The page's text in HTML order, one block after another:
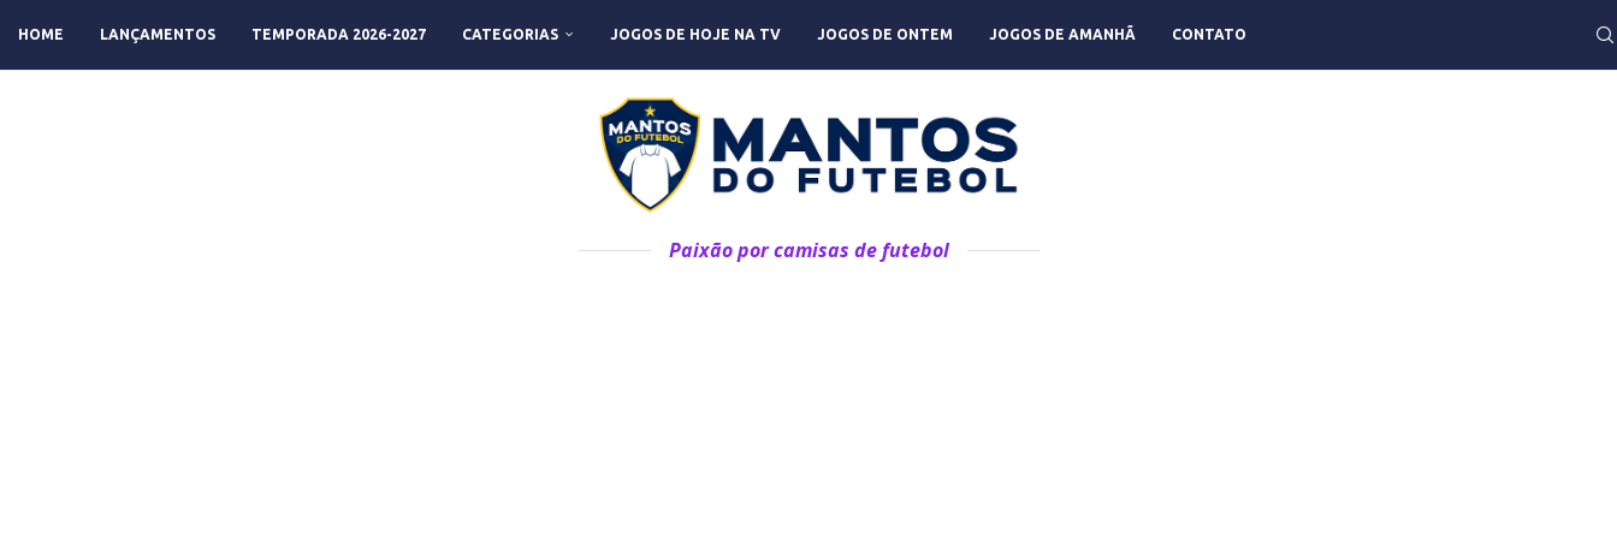
HOME LANÇAMENTOS TEMPORADA 2026-2027 CATEGORIAS JOGOS DE HOJE NA TV JOGOS DE ONTEM JOGOS DE AMANHÃ CONTATO
Paixão por camisas de futebol